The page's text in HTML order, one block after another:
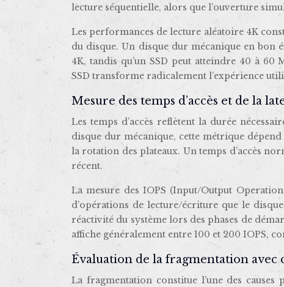
lecture séquentielle, alors que l’ouverture
Les performances de lecture aléatoire 4K
du disque. Un disque dur mécanique en bon
4K, tandis qu’un SSD peut atteindre 40 à
SSD transforme radicalement l’expérience
Mesure des temps d’accès et de la
Les temps d’accès reflètent la durée
disque dur mécanique, cette métrique
la rotation des plateaux. Un temps d’accès
récent.
La mesure des IOPS (Input/Output
d’opérations de lecture/écriture que le
réactivité du système lors des phases de
affiche généralement entre 100 et 200 IOPS,
Évaluation de la fragmentation avec
La fragmentation constitue l’une des